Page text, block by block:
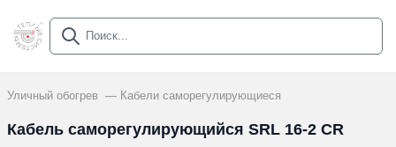
Уличный обогрев Кабели саморегулирующиеся
Кабель саморегулирующийся SRL 16-2 CR